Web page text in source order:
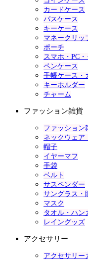
カードケース
パスケース
キーケース
マネークリッ
ポーチ
スマホ・PC
ペンケース
手帳ケース・
キーホルダー
チャーム
ファッション雑貨
ファッション
ネックウェア
帽子
イヤーマフ
手袋
ベルト
サスペンダー
サングラス・
マスク
タオル・ハン
レイングッズ
アクセサリー
アクセサリー